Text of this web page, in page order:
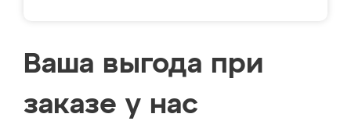
Ваша выгода при
заказе у нас